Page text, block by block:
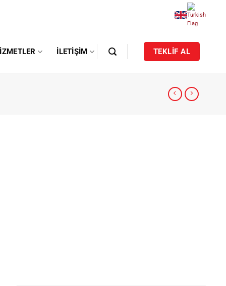
İLETIŞIM TEKLİF AL